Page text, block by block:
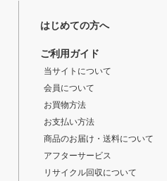
はじめての方へ
ご利用ガイド
当サイトについて
会員について
お買物方法
お支払い方法
商品のお届け・送料について
アフターサービス
リサイクル回収について